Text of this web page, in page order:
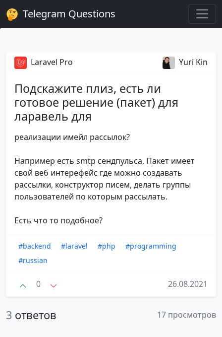
Telegram Questions
Laravel Pro Yuri Kin
Подскажите плиз, есть ли
готовое решение (пакет) для
ларавель для
реализации имейл рассылок?
Например есть smtp сендпульса. Пакет имеет
свой веб интерефейс где можно создавать
рассылки, конструктор писем, делать группы
пользователей по которым рассылать.
Есть что то подобное?
#backend #laravel #php
#programming
#russian
0 26.08.2021
3 ответов 17 просмотров